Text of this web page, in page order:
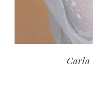
Carla